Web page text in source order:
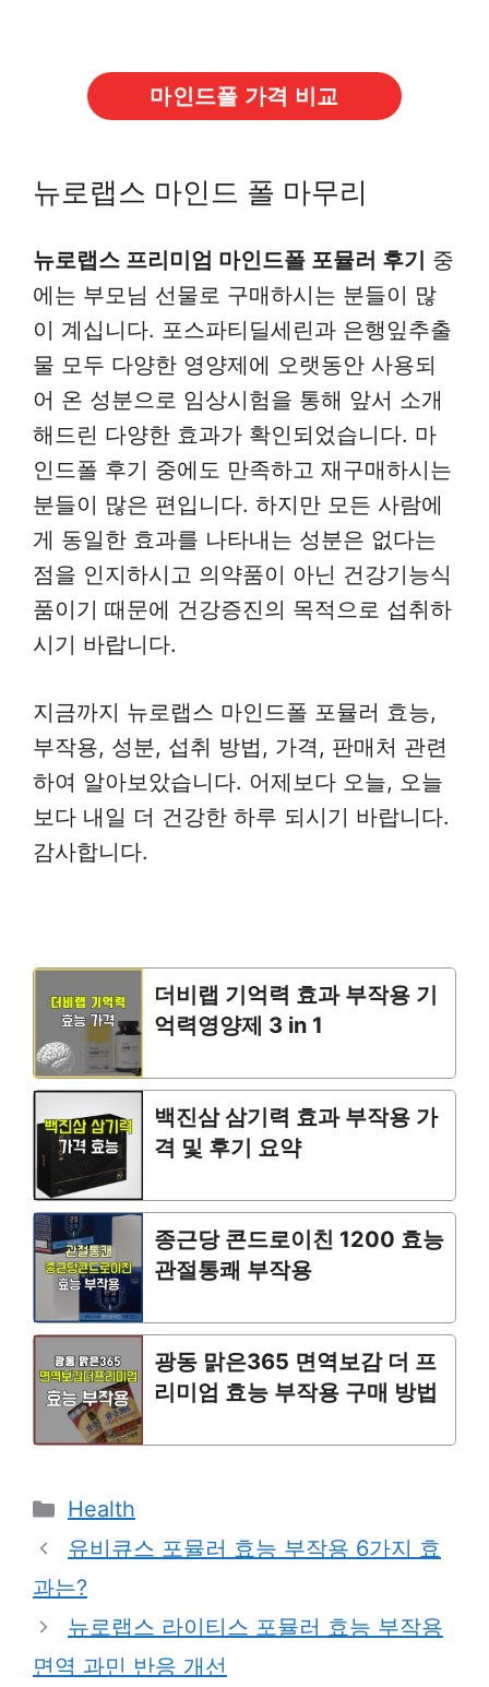
마인드폴 가격 비교
뉴로랩스 마인드 폴 마무리
뉴로랩스 프리미엄 마인드폴 포뮬러 후기 중
에는 부모님 선물로 구매하시는 분들이 많
이 계십니다. 포스파티딜세린과 은행잎추출
물 모두 다양한 영양제에 오랫동안 사용되
어 온 성분으로 임상시험을 통해 앞서 소개
해드린 다양한 효과가 확인되었습니다. 마
인드폴 후기 중에도 만족하고 재구매하시는
분들이 많은 편입니다. 하지만 모든 사람에
게 동일한 효과를 나타내는 성분은 없다는
점을 인지하시고 의약품이 아닌 건강기능식
품이기 때문에 건강증진의 목적으로 섭취하
시기 바랍니다.
지금까지 뉴로랩스 마인드폴 포뮬러 효능,
부작용, 성분, 섭취 방법, 가격, 판매처 관련
하여 알아보았습니다. 어제보다 오늘, 오늘
보다 내일 더 건강한 하루 되시기 바랍니다.
감사합니다.
더비랩 기억력 효과 부작용 기
억력영양제 3 in 1
백진삼 삼기력 효과 부작용 가
격 및 후기 요약
종근당 콘드로이친 1200 효능
관절통쾌 부작용
광동 맑은365 면역보감 더 프
리미엄 효능 부작용 구매 방법
Categories
Health
유비큐스 포뮬러 효능 부작용 6가지 효
과는?
뉴로랩스 라이티스 포뮬러 효능 부작용
면역 과민 반응 개선